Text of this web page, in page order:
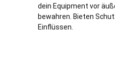
dein Equipment vor
bewahren. Bieten
Einflüssen.